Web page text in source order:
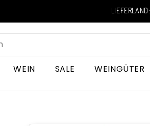
LIEFERLAND:
L
a
n
/
R
WEIN SALE WEINGÜTER